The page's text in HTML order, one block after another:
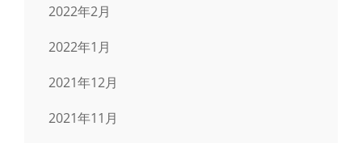
2022年2月
2022年1月
2021年12月
2021年11月